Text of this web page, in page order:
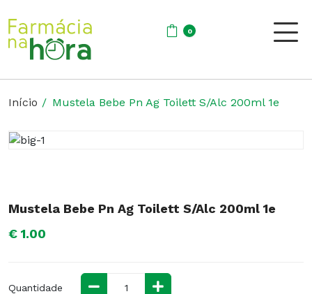
0
Início Mustela Bebe Pn Ag Toilett S/Alc 200ml 1e
Mustela Bebe Pn Ag Toilett S/Alc 200ml 1e
€ 1.00
Quantidade